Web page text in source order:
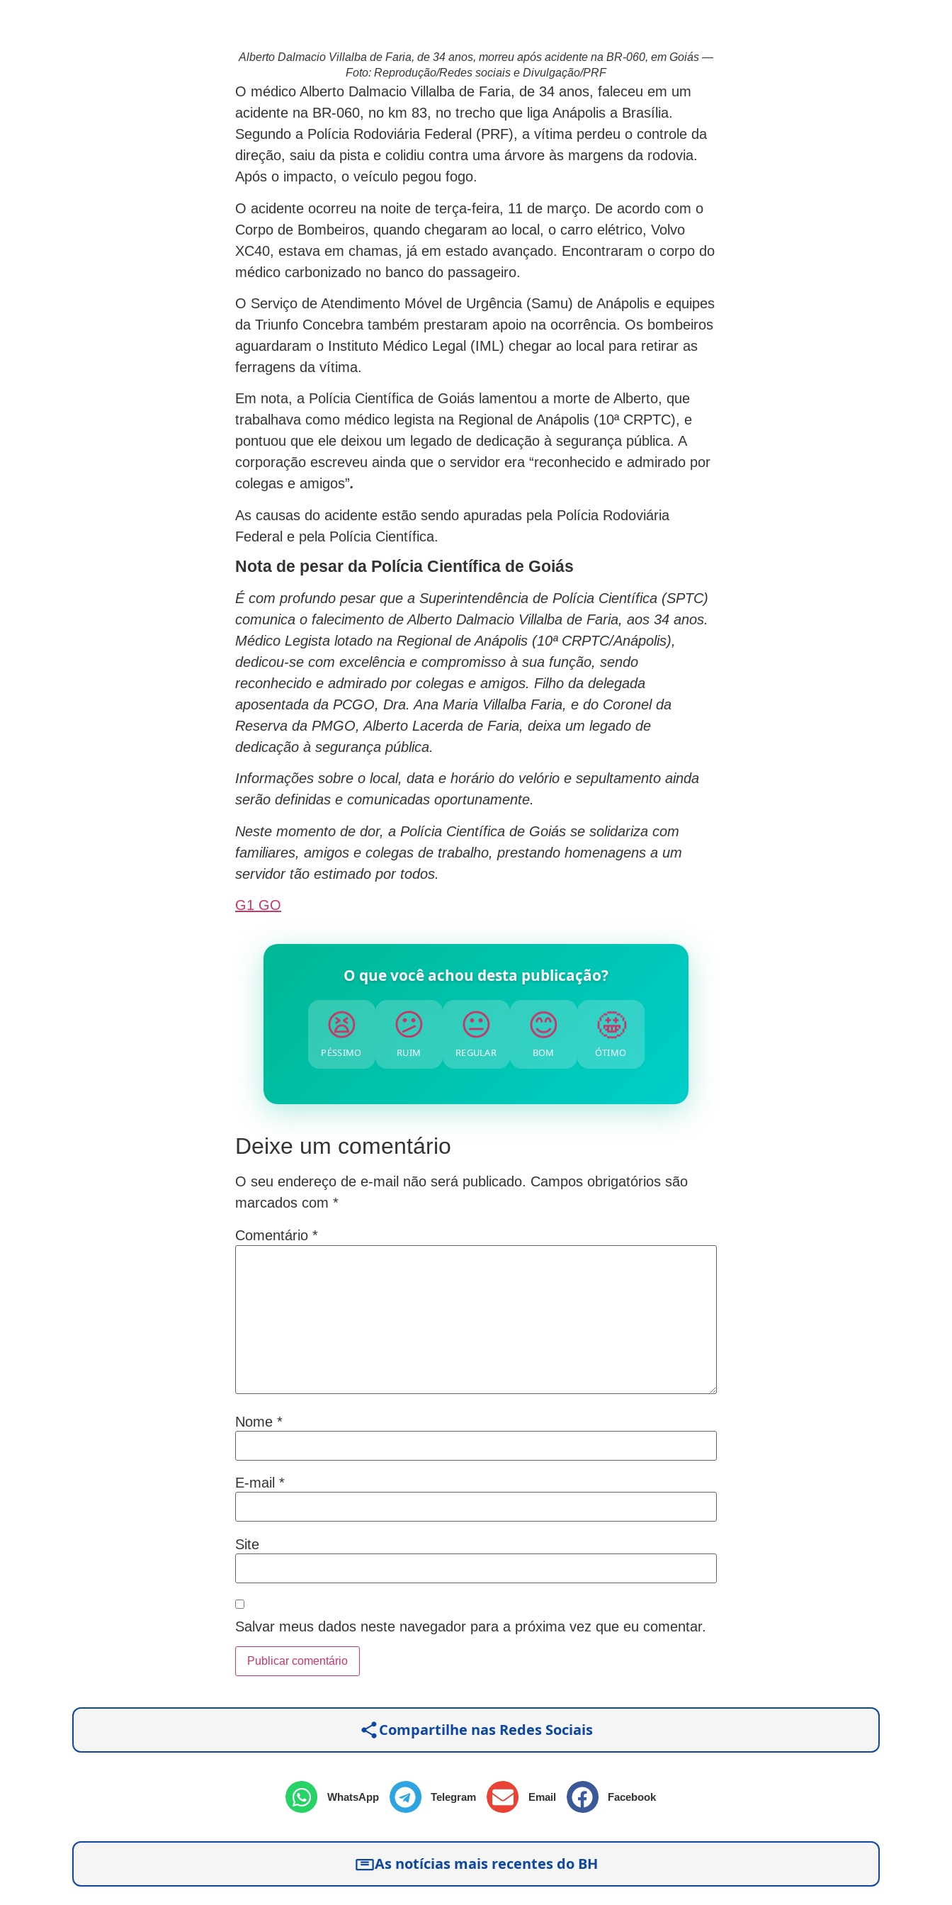
Alberto Dalmacio Villalba de Faria, de 34 anos, morreu após acidente na BR-060, em Goiás —
Foto: Reprodução/Redes sociais e Divulgação/PRF
O médico Alberto Dalmacio Villalba de Faria, de 34 anos, faleceu em um
acidente na BR-060, no km 83, no trecho que liga Anápolis a Brasília.
Segundo a Polícia Rodoviária Federal (PRF), a vítima perdeu o controle da
direção, saiu da pista e colidiu contra uma árvore às margens da rodovia.
Após o impacto, o veículo pegou fogo.
O acidente ocorreu na noite de terça-feira, 11 de março. De acordo com o
Corpo de Bombeiros, quando chegaram ao local, o carro elétrico, Volvo
XC40, estava em chamas, já em estado avançado. Encontraram o corpo do
médico carbonizado no banco do passageiro.
O Serviço de Atendimento Móvel de Urgência (Samu) de Anápolis e equipes
da Triunfo Concebra também prestaram apoio na ocorrência. Os bombeiros
aguardaram o Instituto Médico Legal (IML) chegar ao local para retirar as
ferragens da vítima.
Em nota, a Polícia Científica de Goiás lamentou a morte de Alberto, que
trabalhava como médico legista na Regional de Anápolis (10ª CRPTC), e
pontuou que ele deixou um legado de dedicação à segurança pública. A
corporação escreveu ainda que o servidor era “reconhecido e admirado por
colegas e amigos”.
As causas do acidente estão sendo apuradas pela Polícia Rodoviária
Federal e pela Polícia Científica.
Nota de pesar da Polícia Científica de Goiás
É com profundo pesar que a Superintendência de Polícia Científica (SPTC)
comunica o falecimento de Alberto Dalmacio Villalba de Faria, aos 34 anos.
Médico Legista lotado na Regional de Anápolis (10ª CRPTC/Anápolis),
dedicou-se com excelência e compromisso à sua função, sendo
reconhecido e admirado por colegas e amigos. Filho da delegada
aposentada da PCGO, Dra. Ana Maria Villalba Faria, e do Coronel da
Reserva da PMGO, Alberto Lacerda de Faria, deixa um legado de
dedicação à segurança pública.
Informações sobre o local, data e horário do velório e sepultamento ainda
serão definidas e comunicadas oportunamente.
Neste momento de dor, a Polícia Científica de Goiás se solidariza com
familiares, amigos e colegas de trabalho, prestando homenagens a um
servidor tão estimado por todos.
G1 GO
O que você achou desta publicação?
😫
PÉSSIMO
😕
RUIM
😐
REGULAR
😊
BOM
🤩
ÓTIMO
Deixe um comentário
O seu endereço de e-mail não será publicado. Campos obrigatórios são
marcados com *
Comentário *
Nome *
E-mail *
Site
Salvar meus dados neste navegador para a próxima vez que eu comentar.
Compartilhe nas Redes Sociais
WhatsApp Telegram Email Facebook
As notícias mais recentes do BH